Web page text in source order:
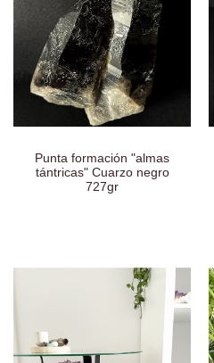
Punta formación "almas
tántricas" Cuarzo negro
727gr